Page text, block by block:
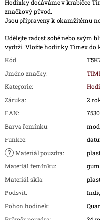
Hodinky dodáváme v krabičce
značkový původ.
Jsou připraveny k okamžitému
Udělejte radost sobě nebo svým
vydrží. Vložte hodinky Timex do
Kód
Jméno značky:
Kategorie:
Záruka:
2
EAN:
Barva řemínku:
Funkce:
? Materiál pouzdra:
plast
Materiál řemínku:
Materiál skla:
plast
Podsvit:
Pohon hodinek: